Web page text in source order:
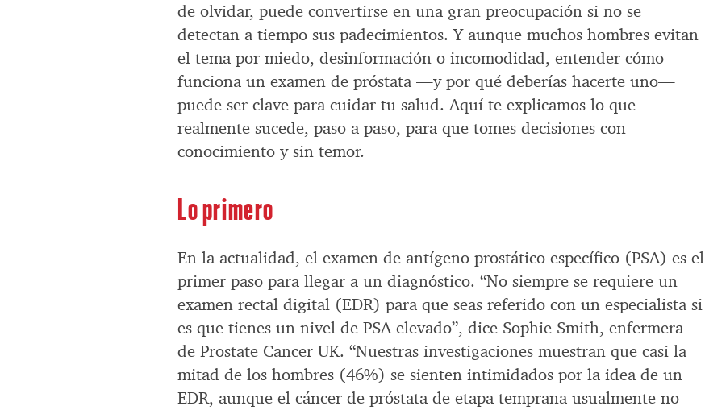
de olvidar, puede convertirse en una gran preocupación si no se
detectan a tiempo sus padecimientos. Y aunque muchos hombres evitan
el tema por miedo, desinformación o incomodidad, entender cómo
funciona un examen de próstata —y por qué deberías hacerte uno—
puede ser clave para cuidar tu salud. Aquí te explicamos lo que
realmente sucede, paso a paso, para que tomes decisiones con
conocimiento y sin temor.
Lo primero
En la actualidad, el examen de antígeno prostático específico (PSA) es el
primer paso para llegar a un diagnóstico. “No siempre se requiere un
examen rectal digital (EDR) para que seas referido con un especialista si
es que tienes un nivel de PSA elevado”, dice Sophie Smith, enfermera
de Prostate Cancer UK. “Nuestras investigaciones muestran que casi la
mitad de los hombres (46%) se sienten intimidados por la idea de un
EDR, aunque el cáncer de próstata de etapa temprana usualmente no